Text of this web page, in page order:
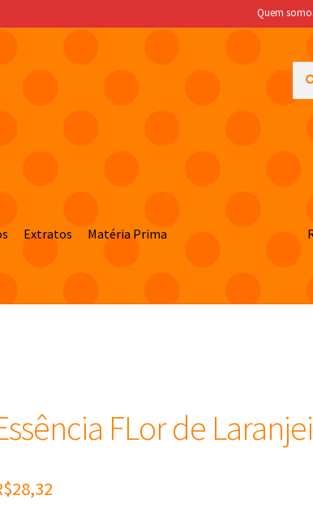
Quem
por:
Extratos Matéria Prima
FLor de
28,32